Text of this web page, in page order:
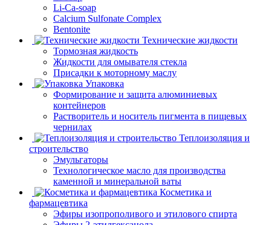
Li-Ca-soap
Calcium Sulfonate Complex
Bentonite
Технические жидкости
Тормозная жидкость
Жидкости для омывателя стекла
Присадки к моторному маслу
Упаковка
Формирование и защита алюминиевых
контейнеров
Растворитель и носитель пигмента в пищевых
чернилах
Теплоизоляция и
строительство
Эмульгаторы
Технологическое масло для производства
каменной и минеральной ваты
Косметика и
фармацевтика
Эфиры изопрополивого и этилового спирта